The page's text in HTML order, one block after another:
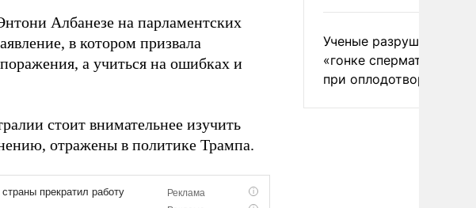
Албанезе на парламентских
в котором призвала
а учиться на ошибках и
стоит внимательнее изучить
отражены в политике Трампа.
Ученые разрушили миф
«гонке
при оплодотворении